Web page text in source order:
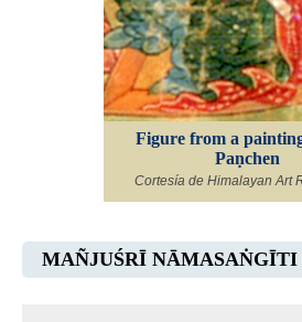
Figure from a
Paṇchen
Cortesía de Himalayan Art
MAÑJUŚRĪ NĀMASAṄGĪTI